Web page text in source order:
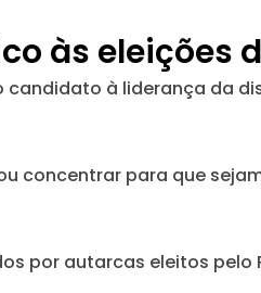
às eleições
à liderança da
concentrar para que
por autarcas eleitos pelo